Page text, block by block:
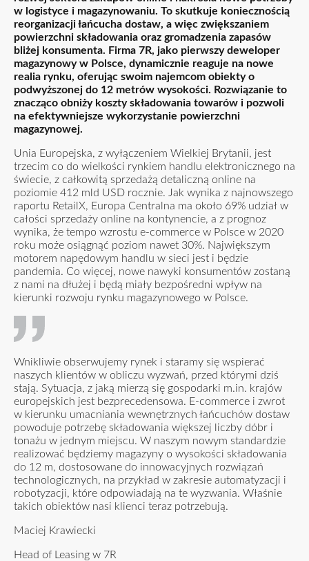
w logistyce i magazynowaniu. To skutkuje koniecznością
reorganizacji łańcucha dostaw, a więc zwiększaniem
powierzchni składowania oraz gromadzenia zapasów
bliżej konsumenta. Firma 7R, jako pierwszy deweloper
magazynowy w Polsce, dynamicznie reaguje na nowe
realia rynku, oferując swoim najemcom obiekty o
podwyższonej do 12 metrów wysokości. Rozwiązanie to
znacząco obniży koszty składowania towarów i pozwoli
na efektywniejsze wykorzystanie powierzchni
magazynowej.
Unia Europejska, z wyłączeniem Wielkiej Brytanii, jest
trzecim co do wielkości rynkiem handlu elektronicznego na
świecie, z całkowitą sprzedażą detaliczną online na
poziomie 412 mld USD rocznie. Jak wynika z najnowszego
raportu RetailX, Europa Centralna ma około 69% udział w
całości sprzedaży online na kontynencie, a z prognoz
wynika, że tempo wzrostu e-commerce w Polsce w 2020
roku może osiągnąć poziom nawet 30%. Największym
motorem napędowym handlu w sieci jest i będzie
pandemia. Co więcej, nowe nawyki konsumentów zostaną
z nami na dłużej i będą miały bezpośredni wpływ na
kierunki rozwoju rynku magazynowego w Polsce.
Wnikliwie obserwujemy rynek i staramy się wspierać
naszych klientów w obliczu wyzwań, przed którymi dziś
stają. Sytuacja, z jaką mierzą się gospodarki m.in. krajów
europejskich jest bezprecedensowa. E-commerce i zwrot
w kierunku umacniania wewnętrznych łańcuchów dostaw
powoduje potrzebę składowania większej liczby dóbr i
tonażu w jednym miejscu. W naszym nowym standardzie
realizować będziemy magazyny o wysokości składowania
do 12 m, dostosowane do innowacyjnych rozwiązań
technologicznych, na przykład w zakresie automatyzacji i
robotyzacji, które odpowiadają na te wyzwania. Właśnie
takich obiektów nasi klienci teraz potrzebują.
Maciej Krawiecki
Head of Leasing w 7R